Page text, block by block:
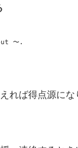
〜.
れば得点源にな